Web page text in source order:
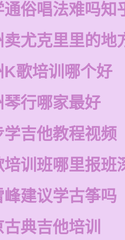
通俗唱法难吗知
卖尤克里里的地
K歌培训哪个好
琴行哪家最好
学吉他教程视频
培训班哪里报班
峰建议学古筝吗
典吉他培训